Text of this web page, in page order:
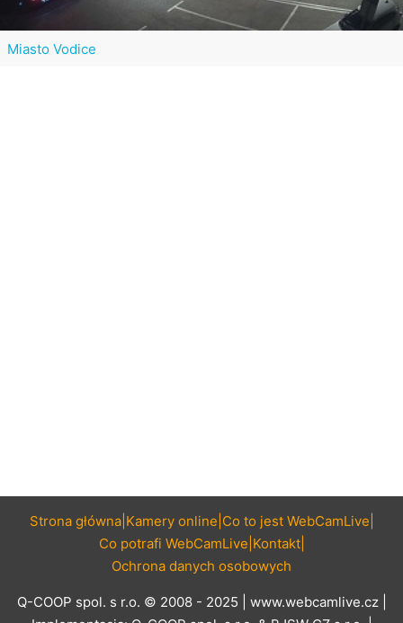
Miasto Vodice
Strona główna Kamery online Co to jest WebCamLive
Co potrafi WebCamLive Kontakt
Ochrona danych osobowych
Q-COOP spol. s r.o. © 2008 - 2025 | www.webcamlive.cz|